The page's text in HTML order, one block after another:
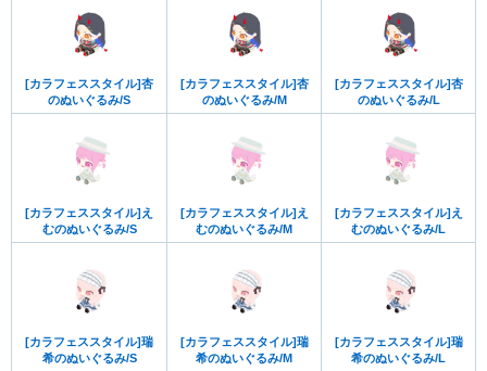
[カラフェススタイル]杏
のぬいぐるみ/S
[カラフェススタイル]杏
のぬいぐるみ/M
[カラフェススタイル]杏
のぬいぐるみ/L
[カラフェススタイル]え
むのぬいぐるみ/S
[カラフェススタイル]え
むのぬいぐるみ/M
[カラフェススタイル]え
むのぬいぐるみ/L
[カラフェススタイル]瑞
希のぬいぐるみ/S
[カラフェススタイル]瑞
希のぬいぐるみ/M
[カラフェススタイル]瑞
希のぬいぐるみ/L